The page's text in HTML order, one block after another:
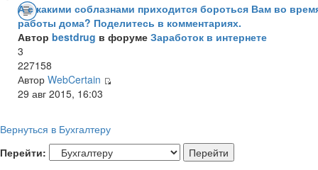
А с какими соблазнами приходится бороться Вам во
работы дома? Поделитесь в комментариях.
Автор bestdrug в форуме Заработок в интернете
3
227158
Автор WebCertain
29 авг 2015, 16:03
Вернуться в Бухгалтеру
Перейти: